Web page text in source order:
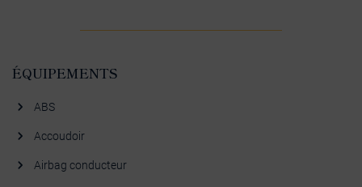
ÉQUIPEMENTS
ABS
Accoudoir
Airbag conducteur